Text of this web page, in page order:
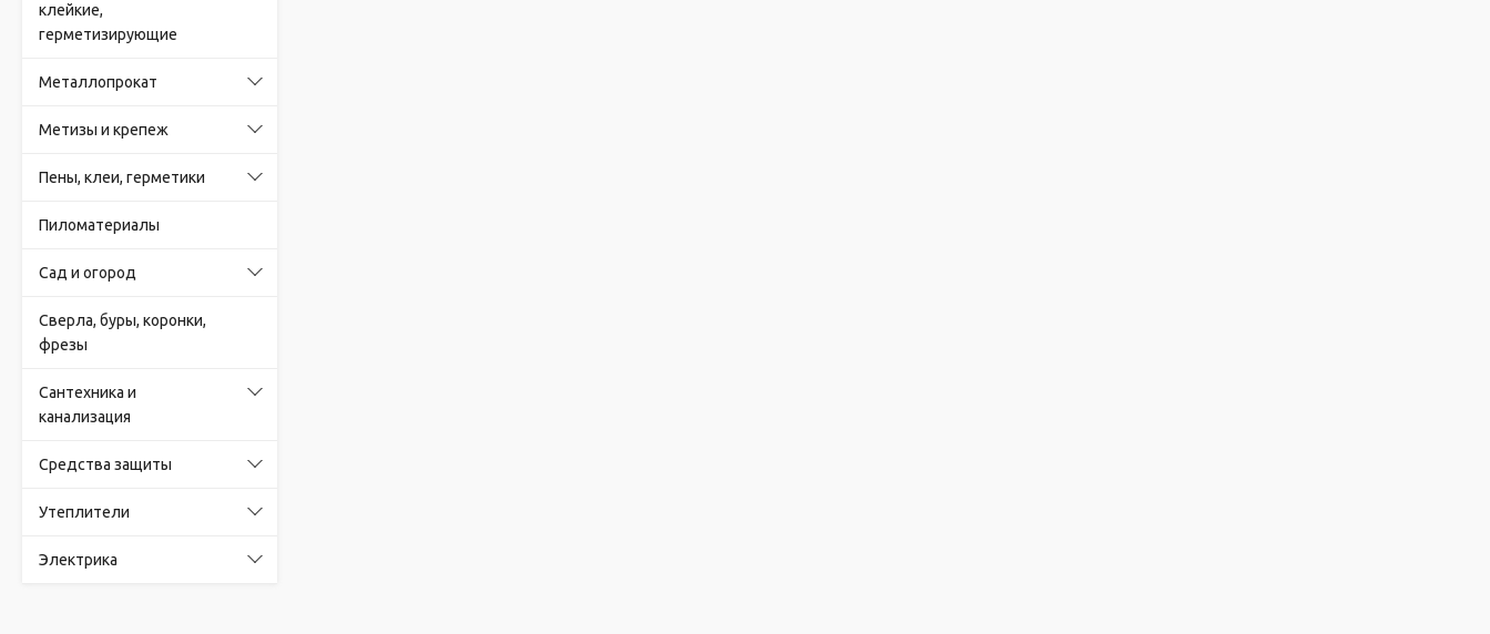
клейкие,
герметизирующие
Металлопрокат
Метизы и крепеж
Пены, клеи, герметики
Пиломатериалы
Сад и огород
Сверла, буры, коронки,
фрезы
Сантехника и
канализация
Средства защиты
Утеплители
Электрика